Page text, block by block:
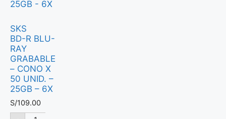
SKS
BD-R BLU-
RAY
GRABABLE
– CONO X
50 UNID. –
25GB – 6X
S/109.00